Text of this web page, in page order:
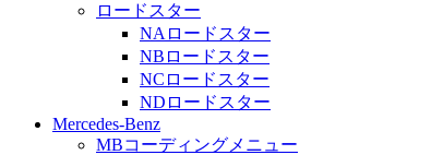
ロードスター
NAロードスター
NBロードスター
NCロードスター
NDロードスター
Mercedes-Benz
MBコーディングメニュー